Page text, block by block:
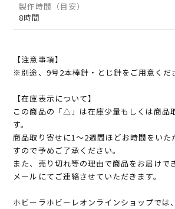
製作時間（目安）
8時間
【注意事項】
※別途、9号2本棒針・とじ針をご用意くだ
【在庫表示について】
この商品の「△」は在庫少量もしくは商品
す。
商品取り寄せに1～2週間ほどお時間をいた
すので予めご了承ください。
また、売り切れ等の理由で商品をお届けで
メールにてご連絡させていただきます。
ホビーラホビーレオンラインショップでは